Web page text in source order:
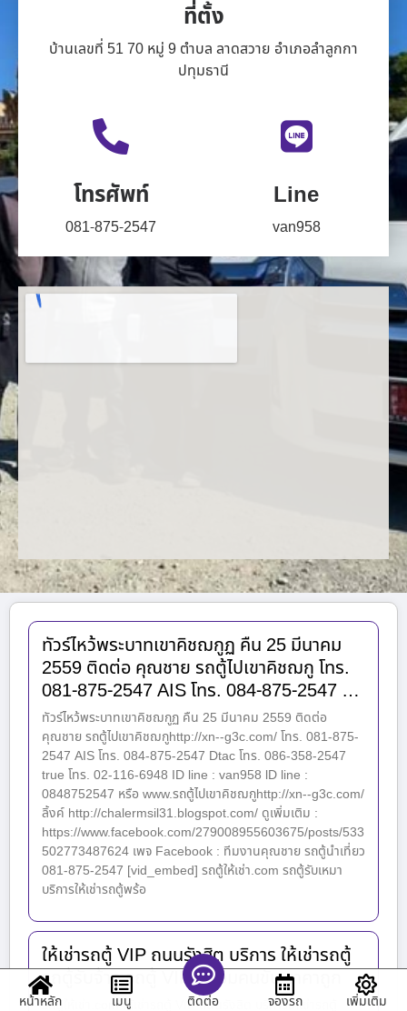
ที่ตั้ง
บ้านเลขที่ 51 70 หมู่ 9 ตำบล ลาดสวาย อำเภอลำลูกกา
ปทุมธานี
โทรศัพท์
081-875-2547
Line
van958
ทัวร์ไหว้พระบาทเขาคิชฌกูฏ คืน 25 มีนาคม
2559 ติดต่อ คุณชาย รถตู้ไปเขาคิชฌกู โทร.
081-875-2547 AIS โทร. 084-875-2547 …
ทัวร์ไหว้พระบาทเขาคิชฌกูฏ คืน 25 มีนาคม 2559 ติดต่อ
คุณชาย รถตู้ไปเขาคิชฌกูhttp://xn--g3c.com/ โทร. 081-875-
2547 AIS โทร. 084-875-2547 Dtac โทร. 086-358-2547
true โทร. 02-116-6948 ID line : van958 lD line :
0848752547 หรือ www.รถตู้ไปเขาคิชฌกูhttp://xn--g3c.com/
ลิ้งค์ http://chalermsil31.blogspot.com/ ดูเพิ่มเติม :
https://www.facebook.com/279008955603675/posts/533
502773487624 เพจ Facebook : ทีมงานคุณชาย รถตู้นำเที่ยว
081-875-2547 [vid_embed] รถตู้ให้เช่า.com รถตู้รับเหมา
บริการให้เช่ารถตู้พร้อ
ให้เช่ารถตู้ VIP ถนนรังสิต บริการ ให้เช่ารถตู้
รถตู้รับจ้าง รถตู้ VIP พร้อมคนขับ ราคาถูก
รถตู้ให้เช่า.com ให้เช่ารถตู้ VIP ถนนรังสิต บริการให้เช่ารถตู้
หน้าหลัก เมนู ติดต่อ จองรถ เพิ่มเติม